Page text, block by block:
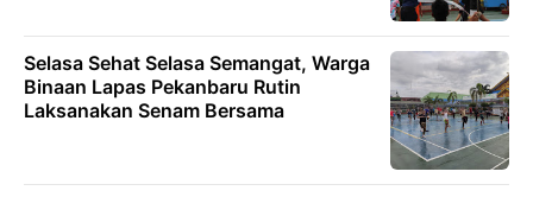
Selasa Sehat Selasa Semangat, Warga
Binaan Lapas Pekanbaru Rutin
Laksanakan Senam Bersama